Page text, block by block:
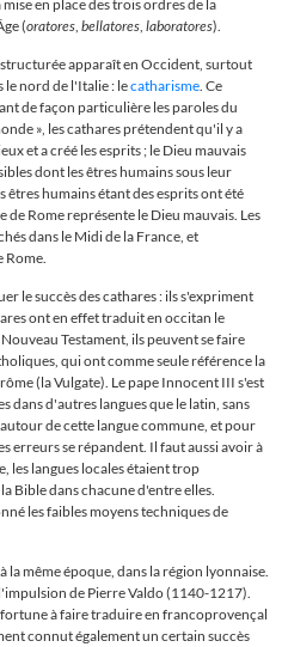
en place des trois ordres de la
(oratores, bellatores, laboratores).
apparaît en Occident, surtout
le nord de l'Italie : lecatharisme. Ce
de façon particulière les paroles du
», les cathares prétendent qu'il y a
et a créé les esprits ; le Dieu mauvais
dont les êtres humains sous leur
êtres humains étant des esprits ont été
de Rome représente le Dieu mauvais. Les
dans le Midi de la France, et
Rome.
le succès des cathares : ils s'expriment
ont en effet traduit en occitan le
Testament, ils peuvent se faire
qui ont comme seule référence la
(la Vulgate). Le pape Innocent III s'est
dans d'autres langues que le latin, sans
de cette langue commune, et pour
erreurs se répandent. Il faut aussi avoir à
les langues locales étaient trop
Bible dans chacune d'entre elles.
les faibles moyens techniques de
la même époque, dans la région lyonnaise.
de Pierre Valdo (1140-1217).
à faire traduire en francoprovençal
connut également un certain succès